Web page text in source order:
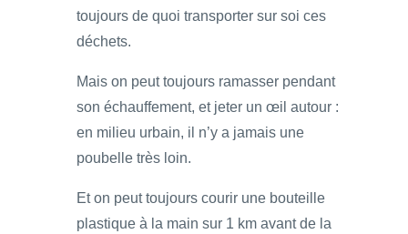
toujours de quoi transporter sur soi ces
déchets.
Mais on peut toujours ramasser pendant
son échauffement, et jeter un œil autour :
en milieu urbain, il n’y a jamais une
poubelle très loin.
Et on peut toujours courir une bouteille
plastique à la main sur 1 km avant de la